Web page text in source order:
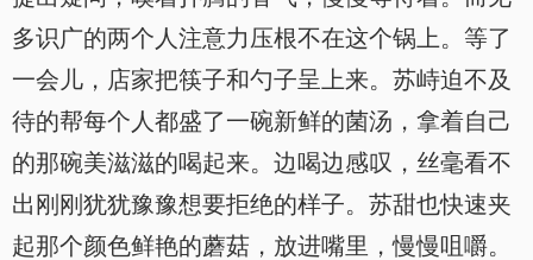
多识广的两个人注意力压根不在这个锅上。等了
一会儿，店家把筷子和勺子呈上来。苏峙迫不及
待的帮每个人都盛了一碗新鲜的菌汤，拿着自己
的那碗美滋滋的喝起来。边喝边感叹，丝毫看不
出刚刚犹犹豫豫想要拒绝的样子。苏甜也快速夹
起那个颜色鲜艳的蘑菇，放进嘴里，慢慢咀嚼。